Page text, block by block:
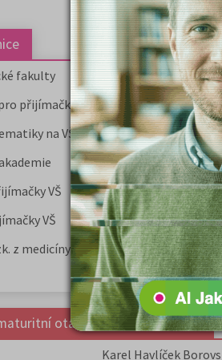
fakulty
přijímačky
na VŠE Praha
VŠ
VŠ
z medicíny
otázky a čtenářsky deník
Karel Havlíček